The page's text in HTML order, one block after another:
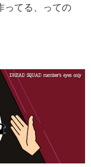
ってる、っての